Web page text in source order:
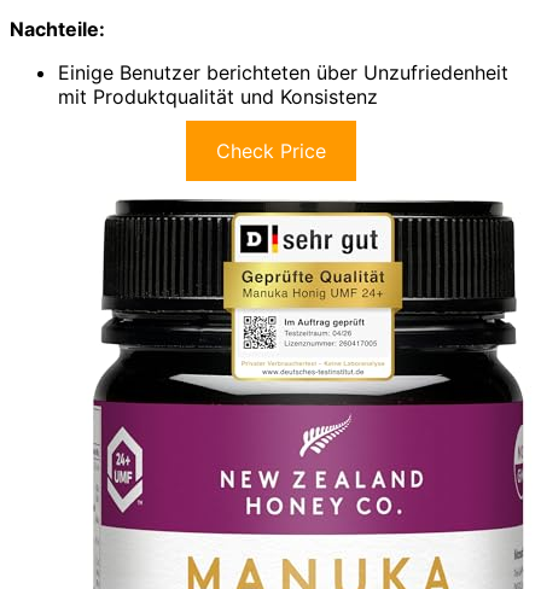
Nachteile:
Einige Benutzer berichteten über Unzufriedenheit
mit Produktqualität und Konsistenz
Check Price